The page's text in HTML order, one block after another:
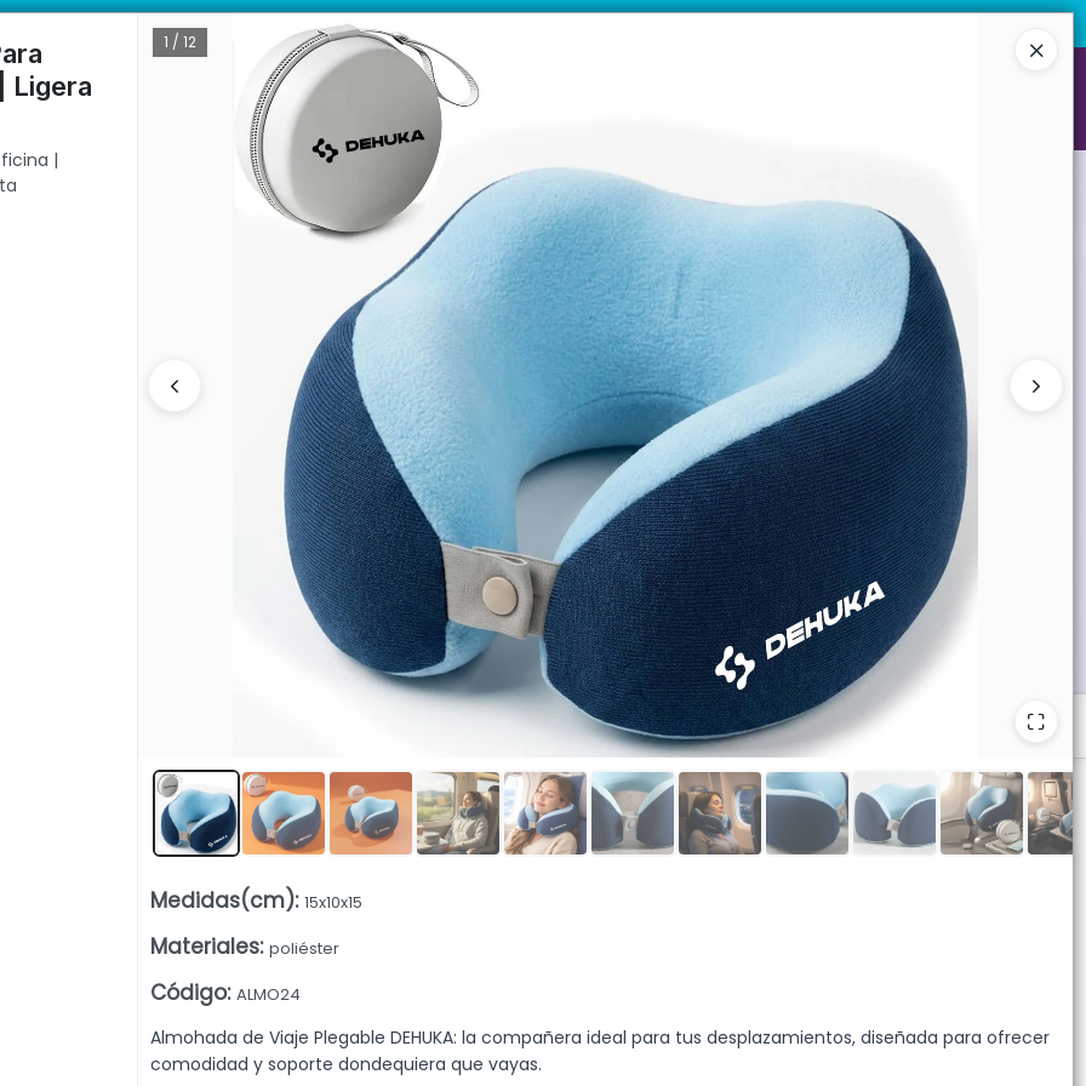
Foam | Ligera Y Portátil | Regalo Ideal Dehuka. Venta mayorista desde 10 unidades.
Ligera
|
1 / 12
Medidas(cm): 15x10x15
Materiales: poliéster
Código: ALMO24
Almohada de Viaje Plegable DEHUKA: la compañera ideal para tus desplazamientos, diseñada para ofrecer
comodidad y soporte dondequiera que vayas.
con garantía directa | 📦 Comprá mayorista desde 10 unidades. ¡Registrate y accedé a precios exclusivos!
CÓMO COMPRAR
Foam | Ligera Y Portátil | Regalo Ideal Dehuka. Venta mayorista desde 10 unidades.
Lista vacía